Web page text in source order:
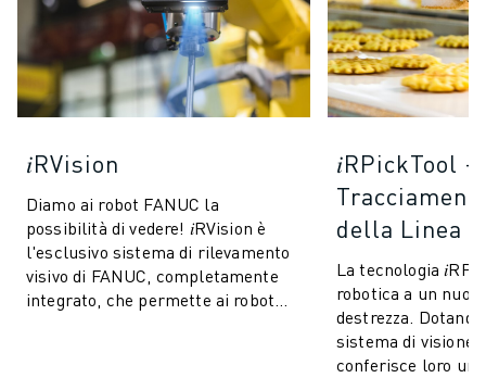
𝑖RVision
Diamo ai robot FANUC la
possibilità di vedere! 𝑖RVision è
l'esclusivo sistema di rilevamento
visivo di FANUC, completamente
integrato, che permette ai robot
𝑖RPickTool -
della Linea
La tecnologia
robotica a un
destrezza.
sistema di visione
conferisce loro